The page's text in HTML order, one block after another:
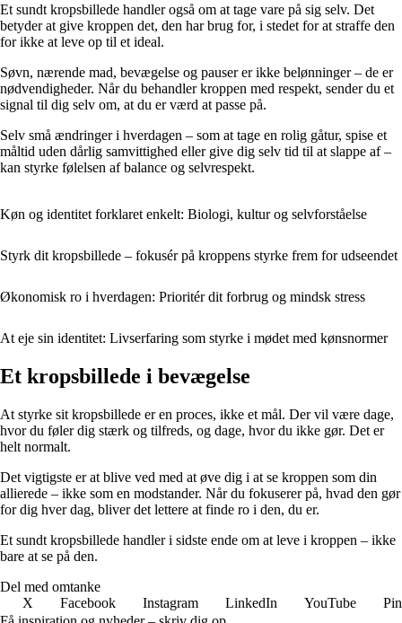
Et sundt kropsbillede handler også om at tage vare på sig selv. Det
betyder at give kroppen det, den har brug for, i stedet for at straffe den
for ikke at leve op til et ideal.
Søvn, nærende mad, bevægelse og pauser er ikke belønninger – de er
nødvendigheder. Når du behandler kroppen med respekt, sender du et
signal til dig selv om, at du er værd at passe på.
Selv små ændringer i hverdagen – som at tage en rolig gåtur, spise et
måltid uden dårlig samvittighed eller give dig selv tid til at slappe af –
kan styrke følelsen af balance og selvrespekt.
Køn og identitet forklaret enkelt: Biologi, kultur og selvforståelse
Styrk dit kropsbillede – fokusér på kroppens styrke frem for udseendet
Økonomisk ro i hverdagen: Prioritér dit forbrug og mindsk stress
At eje sin identitet: Livserfaring som styrke i mødet med kønsnormer
Et kropsbillede i bevægelse
At styrke sit kropsbillede er en proces, ikke et mål. Der vil være dage,
hvor du føler dig stærk og tilfreds, og dage, hvor du ikke gør. Det er
helt normalt.
Det vigtigste er at blive ved med at øve dig i at se kroppen som din
allierede – ikke som en modstander. Når du fokuserer på, hvad den gør
for dig hver dag, bliver det lettere at finde ro i den, du er.
Et sundt kropsbillede handler i sidste ende om at leve i kroppen – ikke
bare at se på den.
Del med omtanke
X
Facebook Instagram LinkedIn YouTube